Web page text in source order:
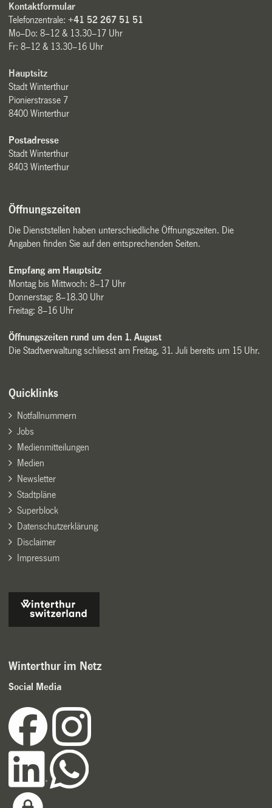
Kontaktformular
Telefonzentrale:+41 52 267 51 51
Mo–Do: 8–12 & 13.30–17 Uhr
Fr: 8–12 & 13.30–16 Uhr
Hauptsitz
Stadt Winterthur
Pionierstrasse 7
8400 Winterthur
Postadresse
Stadt Winterthur
8403 Winterthur
Öffnungszeiten
Die Dienststellen haben unterschiedliche Öffnungszeiten. Die
Angaben finden Sie auf den entsprechenden Seiten.
Empfang am Hauptsitz
Montag bis Mittwoch: 8–17 Uhr
Donnerstag: 8–18.30 Uhr
Freitag: 8–16 Uhr
Öffnungszeiten rund um den 1. August
Die Stadtverwaltung schliesst am Freitag, 31. Juli bereits um 15 Uhr.
Quicklinks
Notfallnummern
Jobs
Medienmitteilungen
Medien
Newsletter
Stadtpläne
Superblock
Datenschutzerklärung
Disclaimer
Impressum
Winterthur im Netz
Social Media